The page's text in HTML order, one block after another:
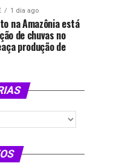
1 dia ago
na Amazônia está
de chuvas no
produção de